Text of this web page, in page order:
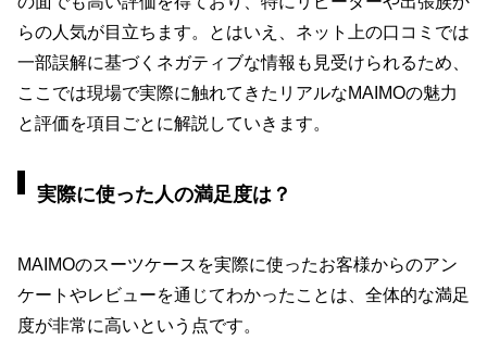
らの人気が目立ちます。とはいえ、ネット上の口コミでは
一部誤解に基づくネガティブな情報も見受けられるため、
ここでは現場で実際に触れてきたリアルなMAIMOの魅力
と評価を項目ごとに解説していきます。
実際に使った人の満足度は？
MAIMOのスーツケースを実際に使ったお客様からのアン
ケートやレビューを通じてわかったことは、全体的な満足
度が非常に高いという点です。